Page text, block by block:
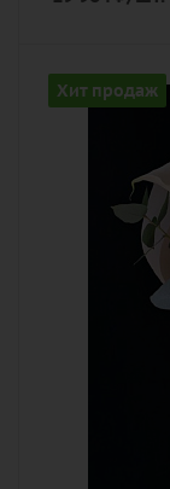
Хит продаж
Количество
7
персиковый
Описание
калла,